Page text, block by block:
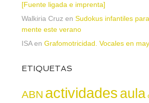
[Fuente ligada e imprenta]
Walkiria Cruz en Sudokus infantiles
mente este verano
ISAen Grafomotricidad. Vocales en
ETIQUETAS
ABN actividadesaula